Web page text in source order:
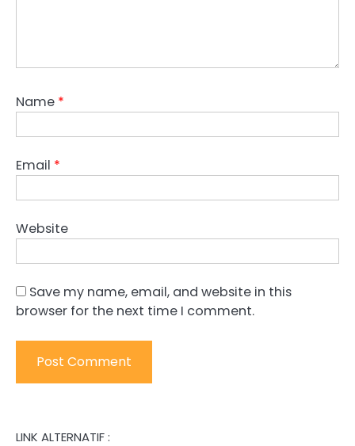
Name *
Email *
Website
Save my name, email, and website in this
browser for the next time I comment.
LINK ALTERNATIF :